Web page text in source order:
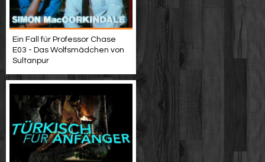
Ein Fall für Professor Chase
E03 - Das Wolfsmädchen von
Sultanpur